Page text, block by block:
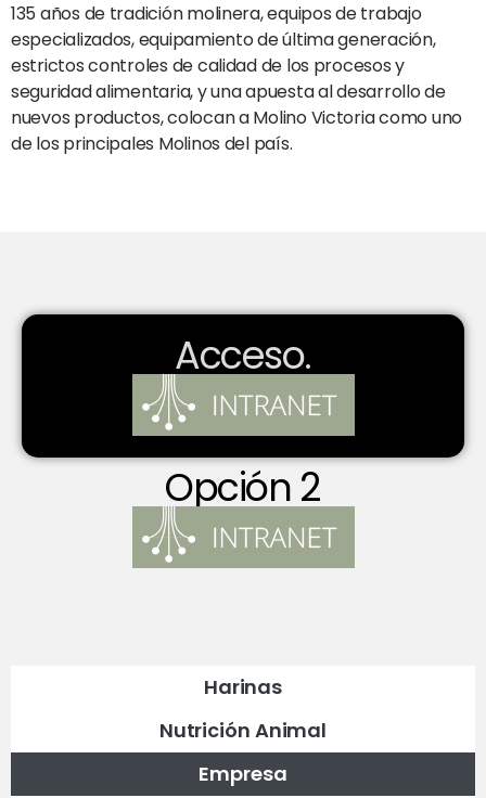
135 años de tradición molinera, equipos de trabajo
especializados, equipamiento de última generación,
estrictos controles de calidad de los procesos y
seguridad alimentaria, y una apuesta al desarrollo de
nuevos productos, colocan a Molino Victoria como uno
de los principales Molinos del país.
Acceso.
Opción 2
Harinas
Nutrición Animal
Empresa